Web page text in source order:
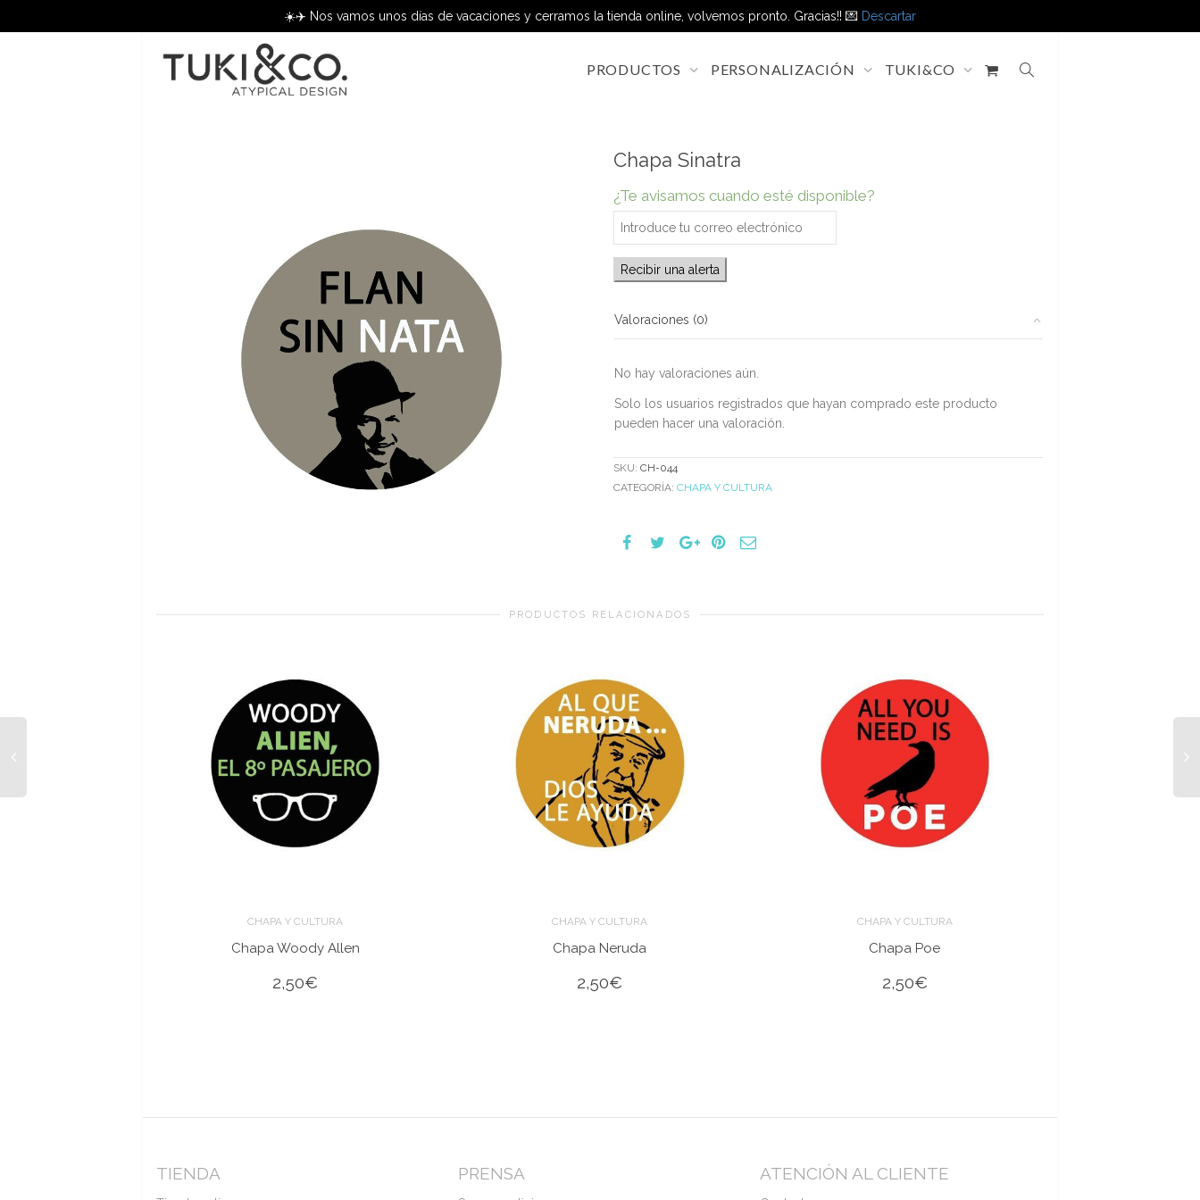
PRODUCTOS PERSONALIZACIÓN TUKI&CO
Chapa Sinatra
¿Te avisamos cuando esté disponible?
Recibir una alerta
Valoraciones (0)
No hay valoraciones aún.
Solo los usuarios registrados que hayan comprado este producto
pueden hacer una valoración.
SKU: CH-044
CATEGORÍA: CHAPA Y CULTURA
PRODUCTOS RELACIONADOS
CHAPA Y CULTURA
Chapa Woody Allen
2,50€
CHAPA Y CULTURA
Chapa Neruda
2,50€
CHAPA Y CULTURA
Chapa Poe
2,50€
TIENDA PRENSA ATENCIÓN AL CLIENTE
☀️✈️ Nos vamos unos días de vacaciones y cerramos la tienda online, volvemos pronto. Gracias!! 💌 Descartar